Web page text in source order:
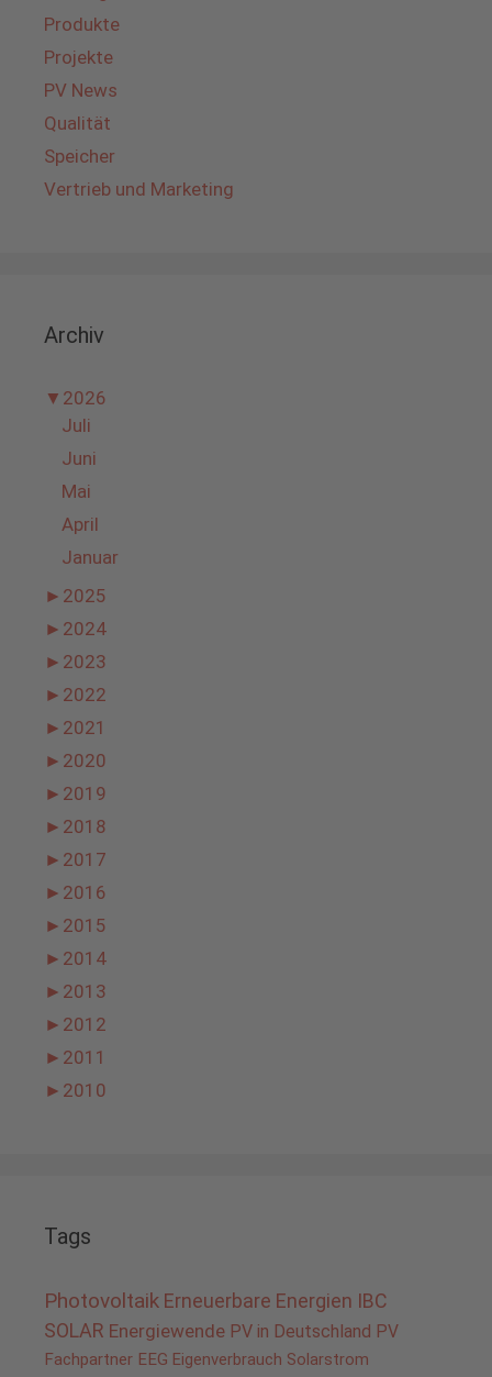
Produkte
Projekte
PV News
Qualität
Speicher
Vertrieb und Marketing
Archiv
▼ 2026
Juli
Juni
Mai
April
Januar
► 2025
► 2024
► 2023
► 2022
► 2021
► 2020
► 2019
► 2018
► 2017
► 2016
► 2015
► 2014
► 2013
► 2012
► 2011
► 2010
Tags
Photovoltaik Erneuerbare Energien IBC
SOLAR Energiewende PV in Deutschland PV
Fachpartner EEG Eigenverbrauch Solarstrom